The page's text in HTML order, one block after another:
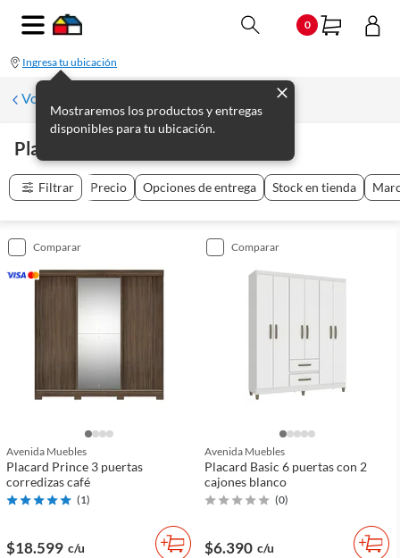
0
Ingresa tu ubicación
Mostraremos los productos y entregas
disponibles para tu ubicación.
Volver a Muebles de dormitorio
Placares
Filtrar Precio Opciones de entrega Stock en tienda
comparar
Avenida Muebles
Placard Prince 3 puertas
corredizas café
(1)
$18.599 c/u
comparar
Avenida Muebles
Placard Basic 6 puertas con 2
cajones blanco
(0)
$6.390 c/u